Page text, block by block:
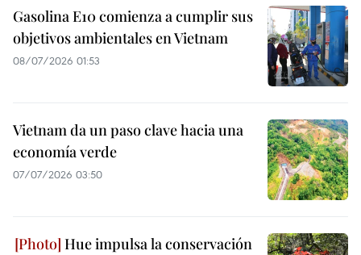
Gasolina E10 comienza a cumplir sus
objetivos ambientales en Vietnam
08/07/2026 01:53
Vietnam da un paso clave hacia una
economía verde
07/07/2026 03:50
Hue impulsa la conservación